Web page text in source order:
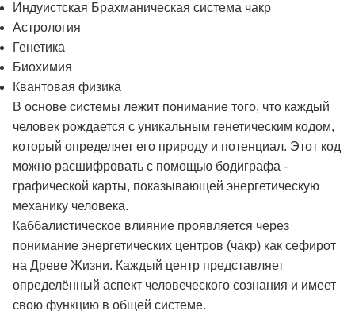
Индуистская Брахманическая система чакр
Астрология
Генетика
Биохимия
Квантовая физика
В основе системы лежит понимание того, что каждый
человек рождается с уникальным генетическим кодом,
который определяет его природу и потенциал. Этот код
можно расшифровать с помощью бодиграфа -
графической карты, показывающей энергетическую
механику человека.
Каббалистическое влияние проявляется через
понимание энергетических центров (чакр) как сефирот
на Древе Жизни. Каждый центр представляет
определённый аспект человеческого сознания и имеет
свою функцию в общей системе.